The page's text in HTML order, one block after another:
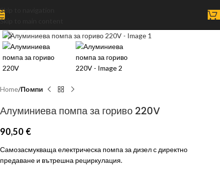
Skip to navigation
Skip to main content
Home Помпи
Алуминиева помпа за гориво 220V
90,50 €
Самозасмукваща електрическа помпа за дизел с директно
предаване и вътрешна рециркулация.